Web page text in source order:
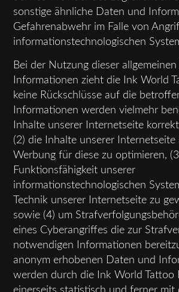
sonstige ähnliche Daten und
Gefahrenabwehr im Falle von
informationstechnologischen
Bei der Nutzung dieser
Informationen zieht die Ink World
keine Rückschlüsse auf die
Informationen werden vielmehr
Inhalte unserer Internetseite
(2) die Inhalte unserer Internetseite
Werbung für diese zu optimieren,
Funktionsfähigkeit unserer
informationstechnologischen
Technik unserer Internetseite zu
sowie (4) um
eines Cyberangriffes die zur
notwendigen Informationen
anonym erhobenen Daten und
werden durch die Ink World Tattoo